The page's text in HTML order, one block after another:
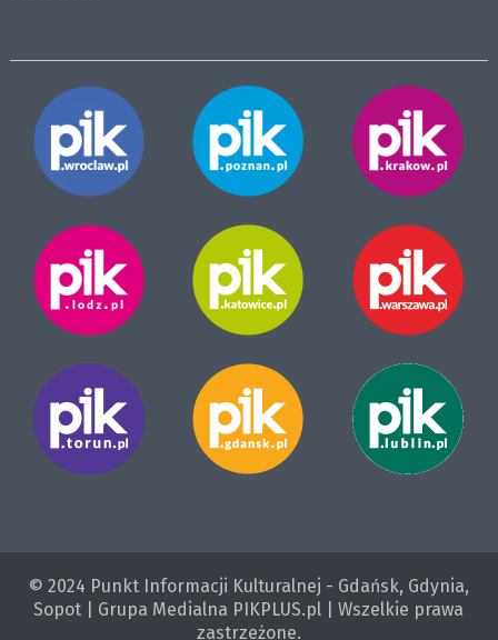
© 2024 Punkt Informacji Kulturalnej - Gdańsk, Gdynia,
Sopot | Grupa Medialna PIKPLUS.pl | Wszelkie prawa
zastrzeżone.